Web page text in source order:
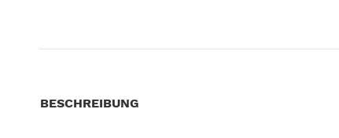
BESCHREIBUNG